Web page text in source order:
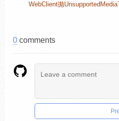
WebClient抛
0 comments